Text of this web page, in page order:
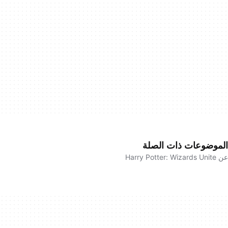
الموضوعات ذات الصلة
عن Harry Potter: Wizards Unite